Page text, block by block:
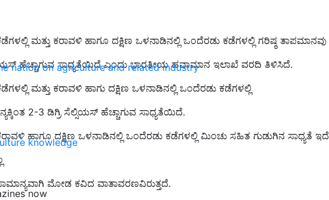
nation on agriculture and related industry
knowledge
now
ಮತ್ತು ಕರಾವಳಿ ಹಾಗೂ ದಕ್ಷಿಣ ಒಳನಾಡಿನಲ್ಲಿ ಒಂದೆರಡು ಕಡೆಗಳಲ್ಲಿ ಗರಿಷ್ಠ ತಾಪಮಾನವು
ಹೆಚ್ಚಾಗುವ ಸಾಧ್ಯತೆಯಿದೆ ಎಂದು ಭಾರತೀಯ ಹವಾಮಾನ ಇಲಾಖೆ ವರದಿ ತಿಳಿಸಿದೆ.
ಮತ್ತು ಕರಾವಳಿ ಹಾಗು ದಕ್ಷಿಣ ಒಳನಾಡಿನಲ್ಲಿ ಒಂದೆರಡು ಕಡೆಗಳಲ್ಲಿ
2-3 ಡಿಗ್ರಿ ಸೆಲ್ಸಿಯಸ್ ಹೆಚ್ಚಾಗುವ ಸಾಧ್ಯತೆಯಿದೆ.
ಹಾಗೂ ದಕ್ಷಿಣ ಒಳನಾಡಿನಲ್ಲಿ ಒಂದೆರಡು ಕಡೆಗಳಲ್ಲಿ ಮಿಂಚು ಸಹಿತ ಗುಡುಗಿನ ಸಾಧ್ಯತೆ ಇದೆ
ಮೋಡ ಕವಿದ ವಾತಾವರಣವಿರುತ್ತದೆ.